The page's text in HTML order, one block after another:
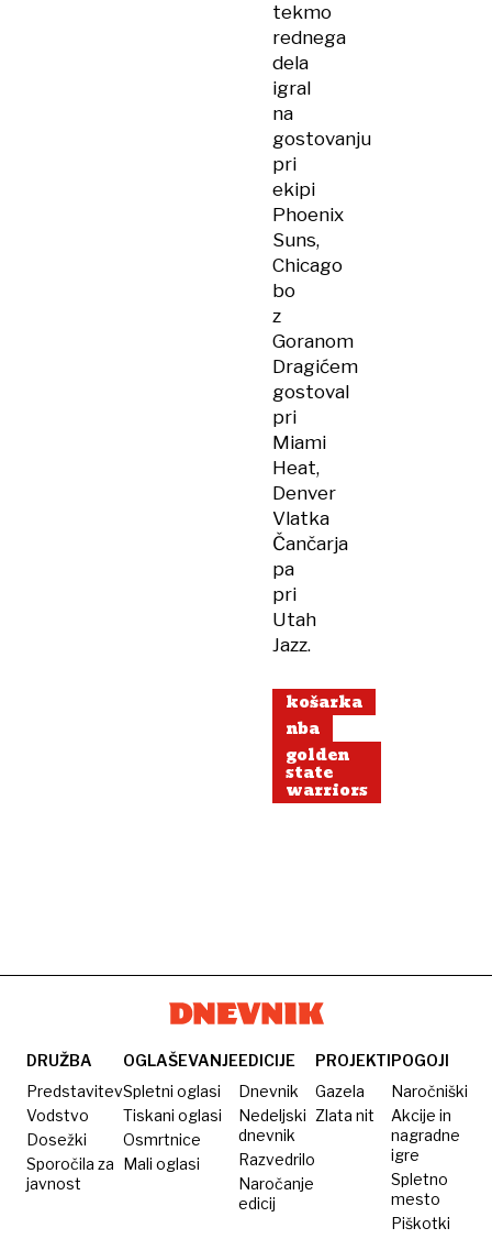
tekmo
rednega
dela
igral
na
gostovanju
pri
ekipi
Phoenix
Suns,
Chicago
bo
z
Goranom
Dragićem
gostoval
pri
Miami
Heat,
Denver
Vlatka
Čančarja
pa
pri
Utah
Jazz.
košarka
nba
golden
state
warriors
DRUŽBA
Predstavitev
Vodstvo
Dosežki
Sporočila za
javnost
OGLAŠEVANJE
Spletni oglasi
Tiskani oglasi
Osmrtnice
Mali oglasi
EDICIJE
Dnevnik
Nedeljski
dnevnik
Razvedrilo
Naročanje
edicij
PROJEKTI
Gazela
Zlata nit
POGOJI
Naročniški
Akcije in
nagradne
igre
Spletno
mesto
Piškotki